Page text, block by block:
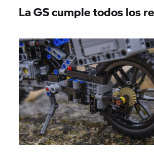
modelos virtuales hasta la fecha.
moto real la que estará «posando
La GS cumple todos los